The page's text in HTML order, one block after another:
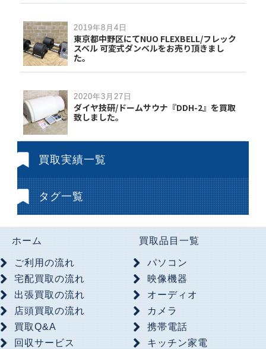
2019年8月4日
東京都中野区にてNUO FLEXBELL/フレック
スベル 可変式ダンベルをお売り頂きまし
た。
2020年3月27日
ダイヤ技研/ドームサウナ『DDH-2』を買取
致しました。
買取実績一覧
タグ一覧
ホーム
ご利用の流れ
宅配買取の流れ
出張買取の流れ
店頭買取の流れ
買取Q&A
回収サービス
買取品目一覧
パソコン
映像機器
オーディオ
カメラ
携帯電話
キッチン家電